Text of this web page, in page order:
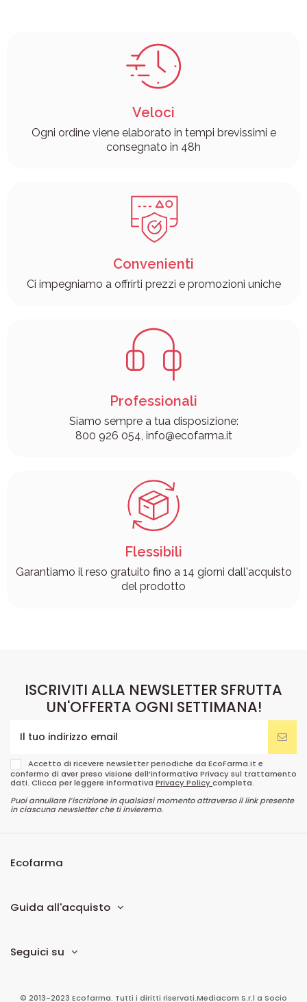
Veloci
Ogni ordine viene elaborato in tempi brevissimi e
consegnato in 48h
Convenienti
Ci impegniamo a offrirti prezzi e promozioni uniche
Professionali
Siamo sempre a tua disposizione:
800 926 054, info@ecofarma.it
Flessibili
Garantiamo il reso gratuito fino a 14 giorni dall'acquisto
del prodotto
ISCRIVITI ALLA NEWSLETTER SFRUTTA
UN'OFFERTA OGNI SETTIMANA!
Accetto di ricevere newsletter periodiche da EcoFarma.it e
confermo di aver preso visione dell’informativa Privacy sul trattamento
dati. Clicca per leggere informativa Privacy Policycompleta.
Puoi annullare l’iscrizione in qualsiasi momento attraverso il link presente
in ciascuna newsletter che ti invieremo.
Ecofarma
Guida all'acquisto
Seguici su
© 2013-2023 Ecofarma. Tutti i diritti riservati.Mediacom S.r.l a Socio